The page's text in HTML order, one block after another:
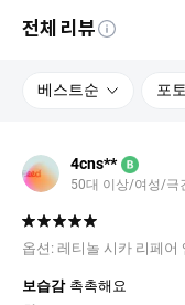
전체 리뷰
베스트순 포
4cns** B
50대 이상 여성 극
옵션: 레티놀 시카 리페어
보습감 촉촉해요